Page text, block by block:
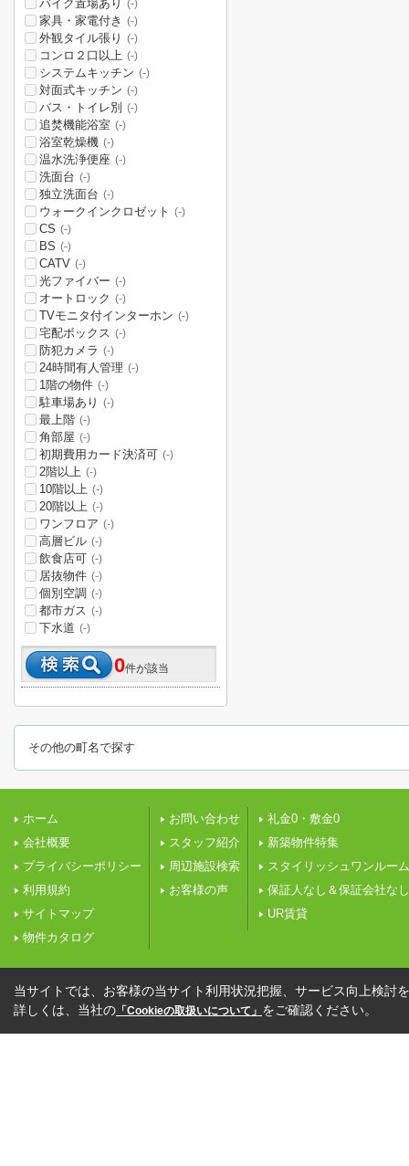
バイク置場あり (-)
家具・家電付き (-)
外観タイル張り (-)
コンロ２口以上 (-)
システムキッチン (-)
対面式キッチン (-)
バス・トイレ別 (-)
追焚機能浴室 (-)
浴室乾燥機 (-)
温水洗浄便座 (-)
洗面台 (-)
独立洗面台 (-)
ウォークインクロゼット (-)
CS (-)
BS (-)
CATV (-)
光ファイバー (-)
オートロック (-)
TVモニタ付インターホン (-)
宅配ボックス (-)
防犯カメラ (-)
24時間有人管理 (-)
1階の物件 (-)
駐車場あり (-)
最上階 (-)
角部屋 (-)
初期費用カード決済可 (-)
2階以上 (-)
10階以上 (-)
20階以上 (-)
ワンフロア (-)
高層ビル (-)
飲食店可 (-)
居抜物件 (-)
個別空調 (-)
都市ガス (-)
下水道 (-)
0件が該当
その他の町名で探す
ホーム
会社概要
プライバシーポリシー
利用規約
サイトマップ
物件カタログ
お問い合わせ
スタッフ紹介
周辺施設検索
お客様の声
礼金0・敷金0
新築物件特集
スタイリッシュワンルーム
保証人なし＆保証会社なし
UR賃貸
当サイトでは、お客様の当サイト利用状況把握、サービス向上検討
詳しくは、当社の 「Cookieの取扱いについて」 をご確認ください。